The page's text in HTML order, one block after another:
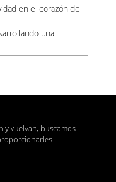
en el corazón de
una
y vuelvan, buscamos